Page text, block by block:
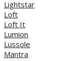
Lightstar
Loft
Loft It
Lumion
Lussole
Mantra